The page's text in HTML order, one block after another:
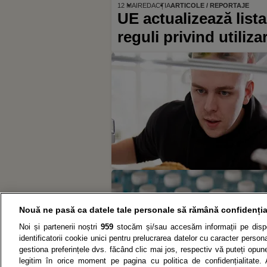
12 MAIREDACȚIAARTICOLE / REPORTAJE
UE actualizează
reguli privind
Nouă ne pasă ca datele tale personale să rămână
Noi și partenerii noștri959 stocăm și/sau accesăm informații pe
identificatorii cookie unici pentru prelucrarea datelor cu caracter
gestiona preferințele dvs. făcând clic mai jos, respectiv vă puteți
legitim în orice moment pe pagina cu politica de confidențialitate.